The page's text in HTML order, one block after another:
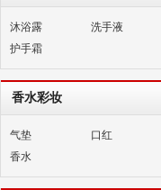
沐浴露
洗手液
护手霜
香水彩妆
气垫
口红
香水